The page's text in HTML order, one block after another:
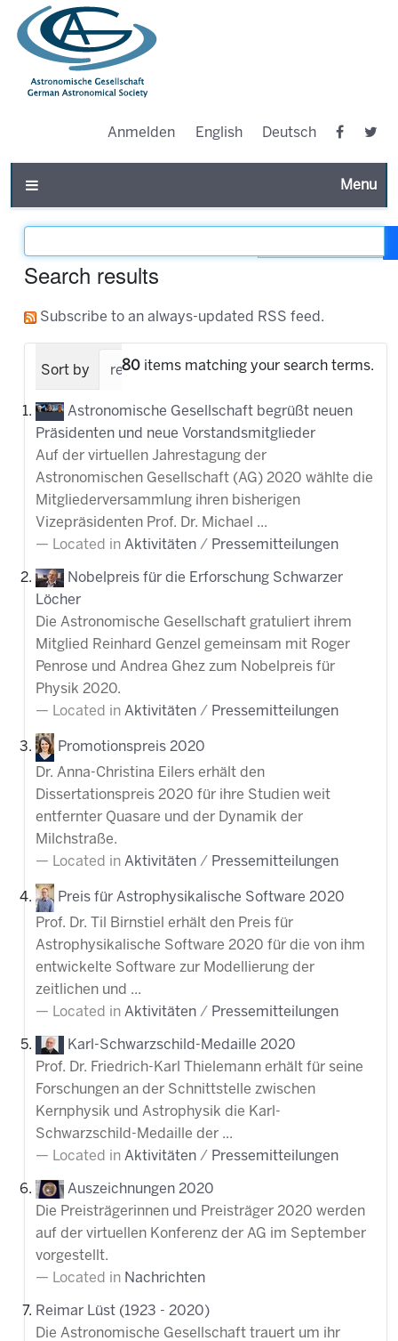
Anmelden English Deutsch
Toggle
Search results
Subscribe to an always-updated RSS feed.
80 items matching your search terms.
Sort by relevance date (newest first)
Astronomische Gesellschaft begrüßt neuen
Präsidenten und neue Vorstandsmitglieder
Auf der virtuellen Jahrestagung der
Astronomischen Gesellschaft (AG) 2020 wählte die
Mitgliederversammlung ihren bisherigen
Vizepräsidenten Prof. Dr. Michael ...
Located in Aktivitäten / Pressemitteilungen
Nobelpreis für die Erforschung Schwarzer
Löcher
Die Astronomische Gesellschaft gratuliert ihrem
Mitglied Reinhard Genzel gemeinsam mit Roger
Penrose und Andrea Ghez zum Nobelpreis für
Physik 2020.
Located in Aktivitäten / Pressemitteilungen
Promotionspreis 2020
Dr. Anna-Christina Eilers erhält den
Dissertationspreis 2020 für ihre Studien weit
entfernter Quasare und der Dynamik der
Milchstraße.
Located in Aktivitäten / Pressemitteilungen
Preis für Astrophysikalische Software 2020
Prof. Dr. Til Birnstiel erhält den Preis für
Astrophysikalische Software 2020 für die von ihm
entwickelte Software zur Modellierung der
zeitlichen und ...
Located in Aktivitäten / Pressemitteilungen
Karl-Schwarzschild-Medaille 2020
Prof. Dr. Friedrich-Karl Thielemann erhält für seine
Forschungen an der Schnittstelle zwischen
Kernphysik und Astrophysik die Karl-
Schwarzschild-Medaille der ...
Located in Aktivitäten / Pressemitteilungen
Auszeichnungen 2020
Die Preisträgerinnen und Preisträger 2020 werden
auf der virtuellen Konferenz der AG im September
vorgestellt.
Located in Nachrichten
Reimar Lüst (1923 - 2020)
Die Astronomische Gesellschaft trauert um ihr